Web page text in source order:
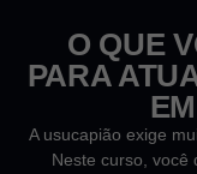
O QUE
PARA
A usucapião exige
Neste curso, você